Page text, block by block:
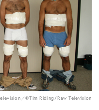
／©Tim Riding/Raw Television